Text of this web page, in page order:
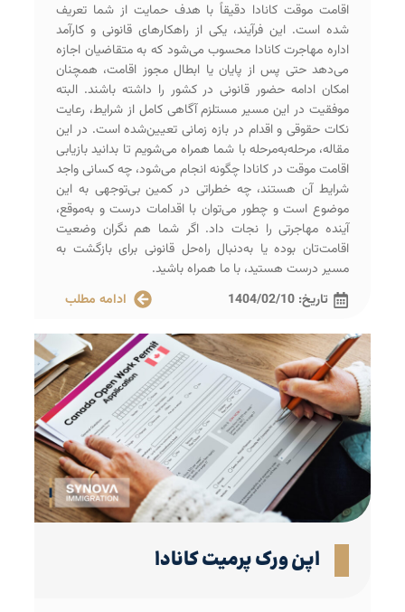
اقامت موقت کانادا دقیقاً با هدف حمایت از شما تعریف
شده است. این فرآیند، یکی از راهکارهای قانونی و کارآمد
اداره مهاجرت کانادا محسوب می‌شود که به متقاضیان اجازه
می‌دهد حتی پس از پایان یا ابطال مجوز اقامت، همچنان
امکان ادامه حضور قانونی در کشور را داشته باشند. البته
موفقیت در این مسیر مستلزم آگاهی کامل از شرایط، رعایت
نکات حقوقی و اقدام در بازه زمانی تعیین‌شده است. در این
مقاله، مرحله‌به‌مرحله با شما همراه می‌شویم تا بدانید بازیابی
اقامت موقت در کانادا چگونه انجام می‌شود، چه کسانی واجد
شرایط آن هستند، چه خطراتی در کمین بی‌توجهی به این
موضوع است و چطور می‌توان با اقدامات درست و به‌موقع،
آینده مهاجرتی را نجات داد. اگر شما هم نگران وضعیت
اقامت‌تان بوده یا به‌دنبال راه‌حل قانونی برای بازگشت به
مسیر درست هستید، با ما همراه باشید.
تاریخ: 1404/02/10 ادامه مطلب
اپن ورک پرمیت کانادا